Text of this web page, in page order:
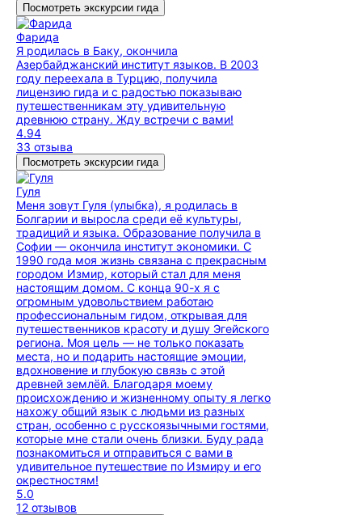
Посмотреть экскурсии гида
Фарида
Я родилась в Баку, окончила
Азербайджанский институт языков. В 2003
году переехала в Турцию, получила
лицензию гида и с радостью показываю
путешественникам эту удивительную
древнюю страну. Жду встречи с вами!
4.94
33 отзыва
Посмотреть экскурсии гида
Гуля
Меня зовут Гуля (улыбка), я родилась в
Болгарии и выросла среди её культуры,
традиций и языка. Образование получила в
Софии — окончила институт экономики. С
1990 года моя жизнь связана с прекрасным
городом Измир, который стал для меня
настоящим домом. С конца 90-х я с
огромным удовольствием работаю
профессиональным гидом, открывая для
путешественников красоту и душу Эгейского
региона. Моя цель — не только показать
места, но и подарить настоящие эмоции,
вдохновение и глубокую связь с этой
древней землёй. Благодаря моему
происхождению и жизненному опыту я легко
нахожу общий язык с людьми из разных
стран, особенно с русскоязычными гостями,
которые мне стали очень близки. Буду рада
познакомиться и отправиться с вами в
удивительное путешествие по Измиру и его
окрестностям!
5.0
12 отзывов